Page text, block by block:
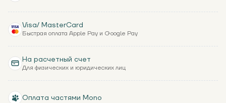
Visa/ MasterCard
Быстрая оплата Apple Pay и Google Pay
На расчетный счет
Для физических и юридических лиц
Оплата частями Mono